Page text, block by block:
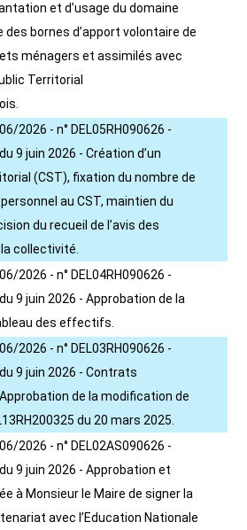
et d’usage du domaine
des bornes d’apport volontaire de
ménagers et assimilés avec
Territorial
2026 - n° DEL05RH090626 -
9 juin 2026 - Création d’un
(CST), fixation du nombre de
au CST, maintien du
du recueil de l’avis des
collectivité.
2026 - n° DEL04RH090626 -
9 juin 2026 - Approbation de la
des effectifs.
2026 - n° DEL03RH090626 -
9 juin 2026 - Contrats
de la modification de
du 20 mars 2025.
2026 - n° DEL02AS090626 -
9 juin 2026 - Approbation et
à Monsieur le Maire de signer la
avec l’Education Nationale